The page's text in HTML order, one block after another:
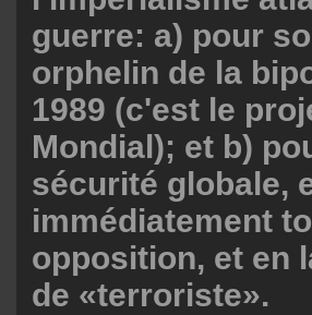
guerre: a) pour
orphelin de la
1989 (c'est le
Mondial); et b)
sécurité globale,
immédiatement
opposition, et en
de «terroriste».